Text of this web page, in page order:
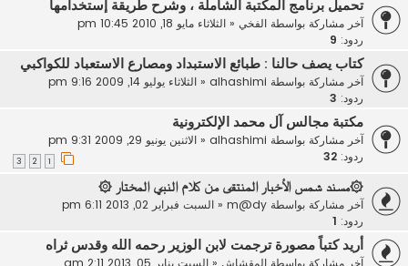
تحميل برنامج المكتبة الشاملة ، وشرح طريقة إستخدامها
آخر مشاركة بواسطة الفخي« الثلاثاء مايو 18, 2010 10:45 pm
ردود: 9
كتاب يصف حالنا : طبائع الاستبداد ومصارع الاستعباد للكواكبي
آخر مشاركة بواسطة alhashimi
« الثلاثاء يوليو 14, 2009 9:16 pm
ردود: 3
مكتبة مجالس آل محمد الإلكترونية
آخر مشاركة بواسطة alhashimi
« الاثنين يونيو 29, 2009 9:31 pm
ردود: 32
3
۞مسند شمس الأخبار المنتقى من كلام النبي المختار ۞
آخر مشاركة بواسطة m@dy
« السبت فبراير 02, 2013 6:11 pm
ردود:
أريد كتباً مصورة ترجمت لابن الوزير رحمه الله وقدس ثراه
آخر مشاركة بواسطة المقشاش« السبت يناير 05, 2013 2:11 am